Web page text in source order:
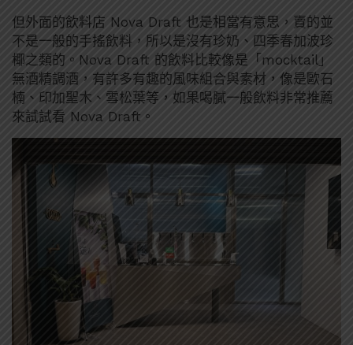
但外面的飲料店 Nova Draft 也是相當有意思，賣的並
不是一般的手搖飲料，所以是沒有珍奶、四季春加波珍
椰之類的。Nova Draft 的飲料比較像是「mocktail」
無酒精調酒，有許多有趣的風味組合與素材，像是歐石
楠、印加聖木、雪松葉等，如果喝膩一般飲料非常推薦
來試試看 Nova Draft。